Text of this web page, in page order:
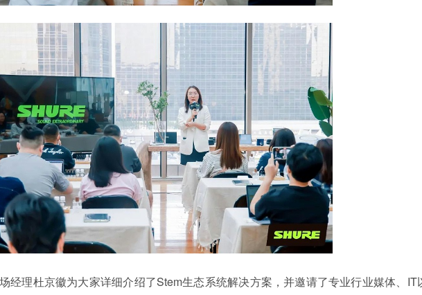
经理杜京徽为大家详细介绍了Stem生态系统解决方案，并邀请了专业行业媒体、IT